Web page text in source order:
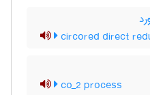
circored direct
co_2 process